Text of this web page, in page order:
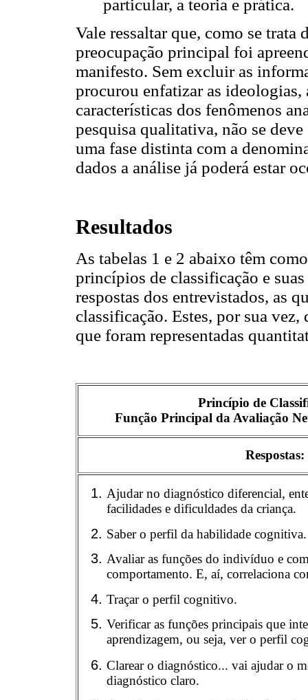
particular, a teoria e prática.
Vale ressaltar que, como se
preocupação principal foi
manifesto. Sem excluir as
procurou enfatizar as ideologias,
características dos fenômenos
pesquisa qualitativa, não se
uma fase distinta com a
dados a análise já poderá estar
Resultados
As tabelas 1 e 2 abaixo têm
princípios de classificação e
respostas dos entrevistados, as
classificação. Estes, por sua
que foram representadas
Princípio de
Função Principal da Avaliação
Respostas:
Ajudar no diagnóstico diferencial,
facilidades e dificuldades da criança.
Saber o perfil da habilidade cognitiva.
Avaliar as funções do indivíduo e
comportamento. E, aí, correlaciona
Traçar o perfil cognitivo.
Verificar as funções principais que
aprendizagem, ou seja, ver o perfil
Clarear o diagnóstico... vai ajudar o
diagnóstico claro.